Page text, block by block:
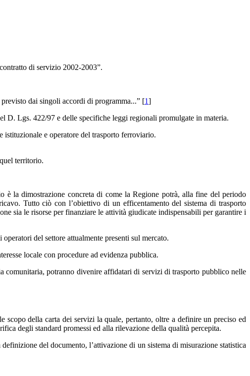
di servizio 2002-2003”.
dai singoli accordi di programma...” [1]
D. Lgs. 422/97 e delle specifiche leggi regionali promulgate in materia.
istituzionale e operatore del trasporto ferroviario.
territorio.
è la dimostrazione concreta di come la Regione potrà, alla fine del periodo
Tutto ciò con l’obiettivo di un efficentamento del sistema di trasporto
sia le risorse per finanziare le attività giudicate indispensabili per garantire i
del settore attualmente presenti sul mercato.
locale con procedure ad evidenza pubblica.
comunitaria, potranno divenire affidatari di servizi di trasporto pubblico nelle
della carta dei servizi la quale, pertanto, oltre a definire un preciso ed
degli standard promessi ed alla rilevazione della qualità percepita.
del documento, l’attivazione di un sistema di misurazione statistica